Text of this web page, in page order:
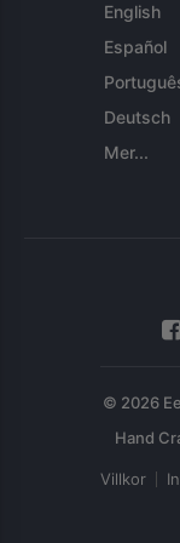
English
Español
Deutsch
Mer...
© 2026
Villkor